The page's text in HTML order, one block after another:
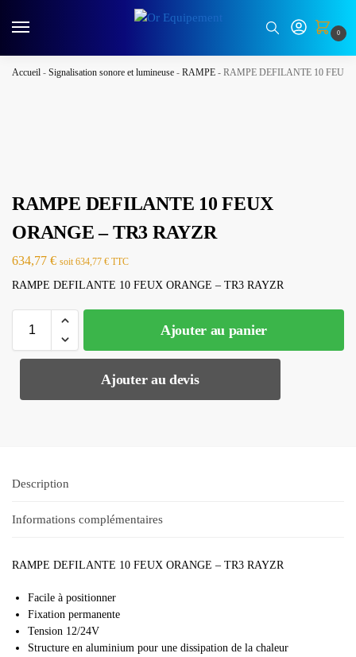
0
Accueil - Signalisation sonore et lumineuse - RAMPE - RAMPE DEFILANTE 10 FEUX
RAMPE DEFILANTE 10 FEUX
ORANGE – TR3 RAYZR
634,77 € soit 634,77 € TTC
RAMPE DEFILANTE 10 FEUX ORANGE – TR3 RAYZR
Ajouter au panier
Ajouter au devis
Description
Informations complémentaires
RAMPE DEFILANTE 10 FEUX ORANGE – TR3 RAYZR
Facile à positionner
Fixation permanente
Tension 12/24V
Structure en aluminium pour une dissipation de la chaleur